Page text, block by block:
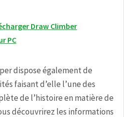
Draw Climber
PC
dispose également de
faisant d’elle l’une des
de l’histoire en matière de
découvrirez les informations